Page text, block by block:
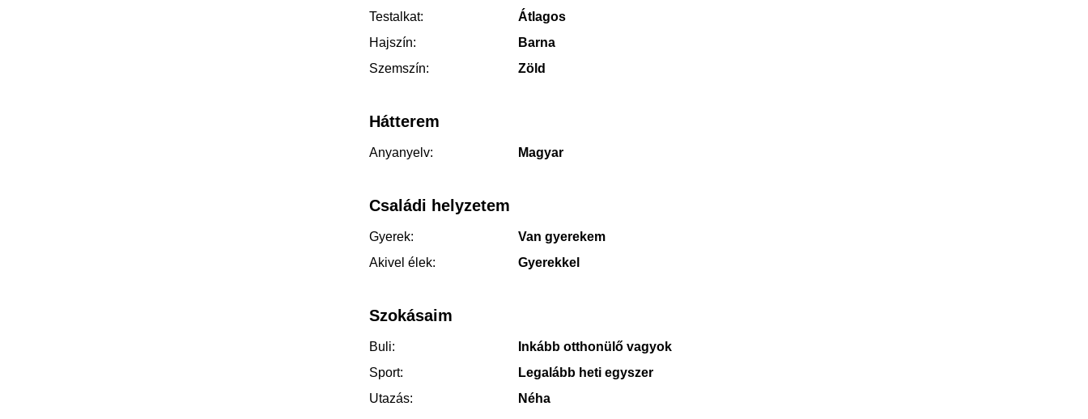
Testalkat:
Átlagos
Hajszín:
Barna
Szemszín:
Zöld
Hátterem
Anyanyelv: Magyar
Családi helyzetem
Gyerek:
Van gyerekem
Akivel élek:
Gyerekkel
Szokásaim
Buli:
Inkább otthonülő vagyok
Sport:
Legalább heti egyszer
Utazás:
Néha